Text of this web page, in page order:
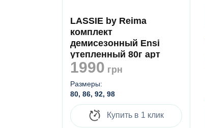
LASSIE by Reima
комплект
демисезонный Ensi
утепленный 80г арт
723742 R - 6291
1990 грн
Размеры:
80, 86, 92, 98
Купить в 1 клик